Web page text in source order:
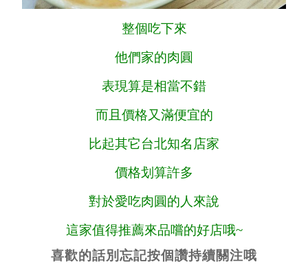
整個吃下來
他們家的肉圓
表現算是相當不錯
而且價格又滿便宜的
比起其它台北知名店家
價格划算許多
對於愛吃肉圓的人來說
這家值得推薦來品嚐的好店哦~
喜歡的話別忘記按個讚持續關注哦